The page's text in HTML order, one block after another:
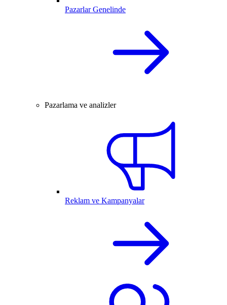
Pazarlar Genelinde
Pazarlama ve analizler
Reklam ve Kampanyalar